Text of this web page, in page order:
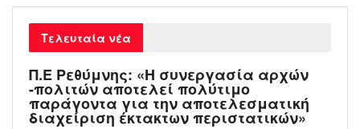
Τελευταία νέα
Π.Ε Ρεθύμνης: «Η συνεργασία αρχών
-πολιτών αποτελεί πολύτιμο
παράγοντα για την αποτελεσματική
διαχείριση έκτακτων περιστατικών»